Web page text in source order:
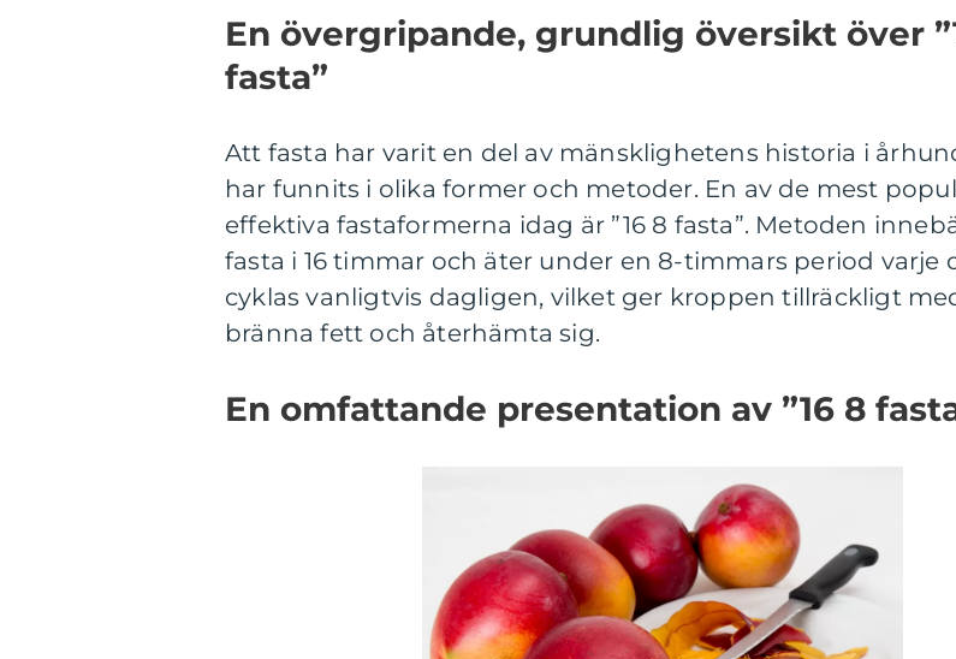
En övergripande, grundlig översikt över
fasta”
Att fasta har varit en del av mänsklighetens historia i
har funnits i olika former och metoder. En av de mest
effektiva fastaformerna idag är ”16 8 fasta”. Metoden
fasta i 16 timmar och äter under en 8-timmars period varje
cyklas vanligtvis dagligen, vilket ger kroppen tillräckligt
bränna fett och återhämta sig.
En omfattande presentation av ”16 8